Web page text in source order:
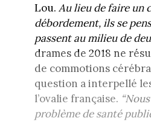
Lou. Au lieu de faire un
débordement, ils se
passent au milieu de
drames de 2018 ne
de commotions
question a interpellé
l’ovalie française.
problème de santé